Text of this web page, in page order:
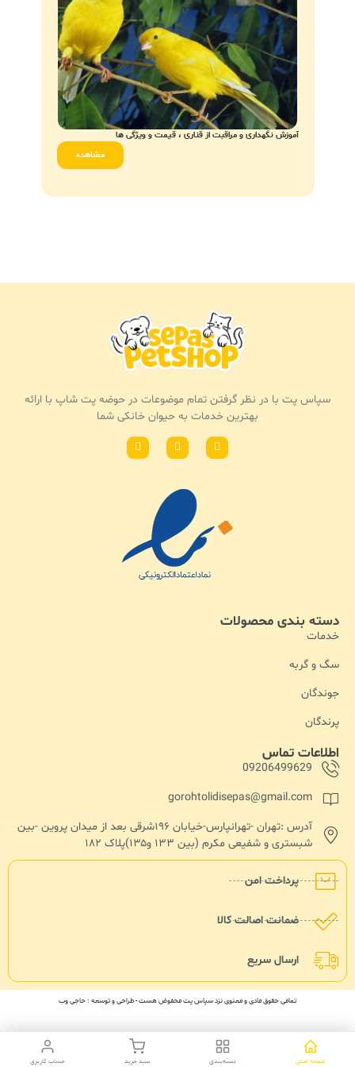
آموزش نگهداری و مراقبت از قناری ، قیمت و ویژگی ها
مشاهده
پرداخت امن
ضمانت اصالت کالا
ارسال سریع
اطلاعات تماس
09206499629
gorohtolidisepas@gmail.com
آدرس :تهران -تهرانپارس-خیابان ۱۹۶شرقی بعد از میدان پروین -بین
شبستری و شفیعی مکرم (بین ۱۳۳ و۱۳۵)پلاک ۱۸۲
دسته بندی محصولات
خدمات
سگ و گربه
جوندگان
پرندگان
سپاس پت با در نظر گرفتن تمام موضوعات در حوضه پت شاپ با ارائه
بهترین خدمات به حیوان خانکی شما
تمامی حقوق مادی و معنوی نزد سپاس پت محفوض هست - طراحی و توسعه : حاجی وب
برای تجربه بهتر، ثبت نام کنید ورود / ثبت نام
صفحه اصلی دسته‌بندی سبد خرید حساب کاربری